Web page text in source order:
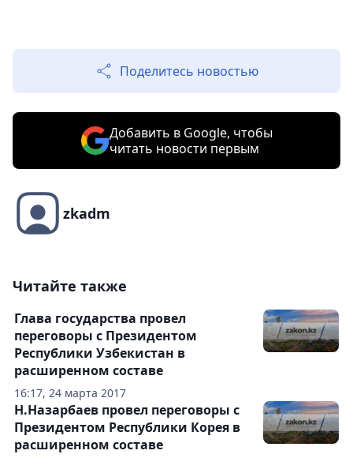
Поделитесь новостью
Добавить в Google, чтобы
читать новости первым
zkadm
Читайте также
16:17, 24 марта 2017
Глава государства провел
переговоры с Президентом
Республики Узбекистан в
расширенном составе
Н.Назарбаев провел переговоры с
Президентом Республики Корея в
расширенном составе